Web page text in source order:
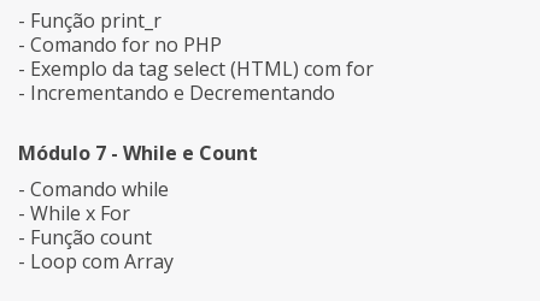
- Função print_r
- Comando for no PHP
- Exemplo da tag select (HTML) com for
- Incrementando e Decrementando
Módulo 7 - While e Count
- Comando while
- While x For
- Função count
- Loop com Array